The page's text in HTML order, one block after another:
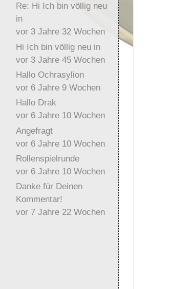
Re: Hi Ich bin völlig neu
in
vor 3 Jahre 32 Wochen
Hi Ich bin völlig neu in
vor 3 Jahre 45 Wochen
Hallo Ochrasylion
vor 6 Jahre 9 Wochen
Hallo Drak
vor 6 Jahre 10 Wochen
Angefragt
vor 6 Jahre 10 Wochen
Rollenspielrunde
vor 6 Jahre 10 Wochen
Danke für Deinen
Kommentar!
vor 7 Jahre 22 Wochen